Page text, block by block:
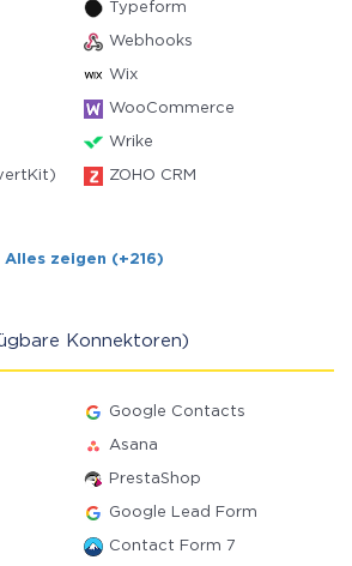
Typeform
Webhooks
Wix
WooCommerce
Wrike
ZOHO CRM
Alles zeigen (+216)
Konnektoren)
Google Contacts
Asana
PrestaShop
Google Lead Form
Contact Form 7